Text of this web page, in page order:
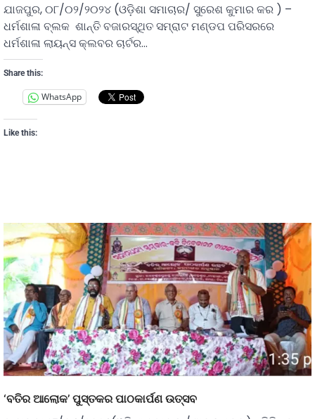
ଯାଜପୁର, ୦୮/୦୨/୨୦୨୪ (ଓଡ଼ିଶା ସମାଚାର/ ସୁରେଶ କୁମାର କର ) –
ଧର୍ମଶାଳା ବ୍ଲକ ଶାନ୍ତି ବଜାରସ୍ଥିତ ସମ୍ରାଟ ମଣ୍ଡପ ପରିସରରେ
ଧର୍ମଶାଳା ଲାୟନ୍ସ କ୍ଲବର ଚାର୍ଟର…
Share this:
WhatsApp
Like this:
‘ବତିର ଆଲୋକ’ ପୁସ୍ତକର ପାଠକାର୍ପଣ ଉତ୍ସବ